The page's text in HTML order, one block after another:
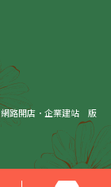
路開店．企業建站版